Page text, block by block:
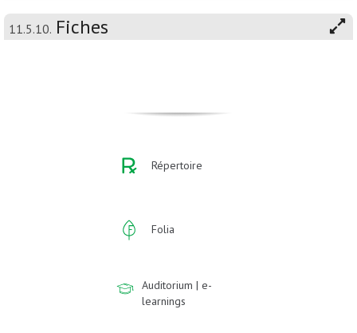
11.5.10. Fiches
Répertoire
Folia
Auditorium | e-
learnings